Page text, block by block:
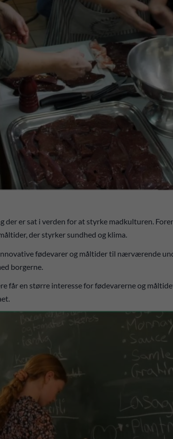
der er sat i verden for at styrke madkulturen.
der styrker sundhed og klima.
fødevarer og måltider til nærværende
borgerne.
får en større interesse for fødevarerne og